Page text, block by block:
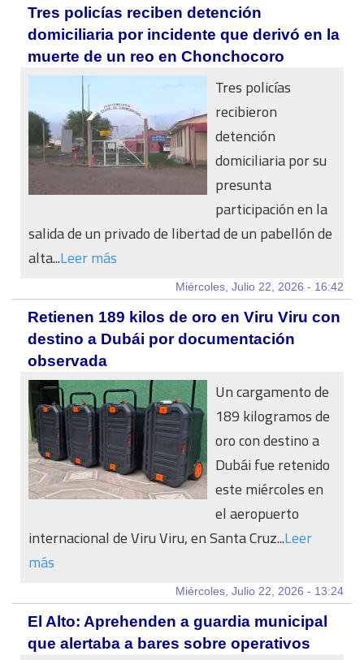
Tres policías reciben detención
domiciliaria por incidente que derivó en la
muerte de un reo en Chonchocoro
Tres policías
recibieron
detención
domiciliaria por su
presunta
participación en la
salida de un privado de libertad de un pabellón de
alta...Leer más
Miércoles, Julio 22, 2026 - 16:42
Retienen 189 kilos de oro en Viru Viru con
destino a Dubái por documentación
observada
Un cargamento de
189 kilogramos de
oro con destino a
Dubái fue retenido
este miércoles en
el aeropuerto
internacional de Viru Viru, en Santa Cruz...Leer
más
Miércoles, Julio 22, 2026 - 13:24
El Alto: Aprehenden a guardia municipal
que alertaba a bares sobre operativos